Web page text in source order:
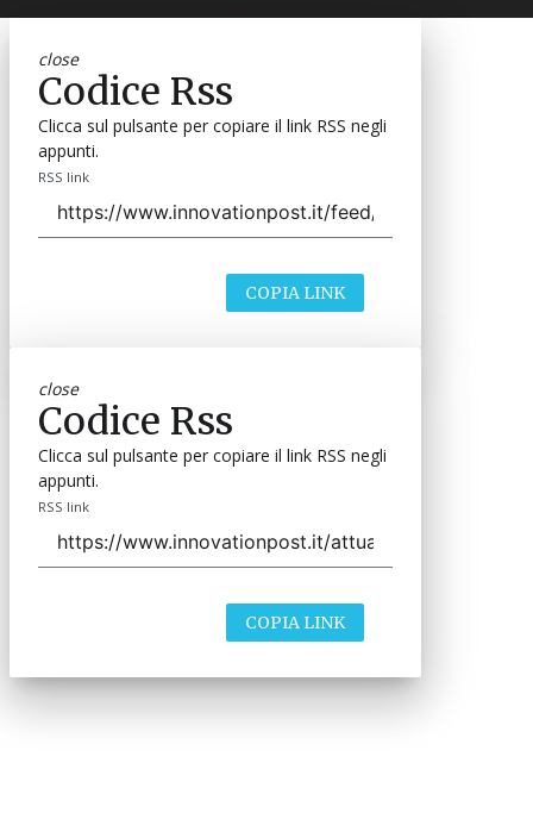
close
Codice Rss
Clicca sul pulsante per copiare il link RSS negli
appunti.
RSS link
COPIA LINK
close
Codice Rss
Clicca sul pulsante per copiare il link RSS negli
appunti.
RSS link
COPIA LINK